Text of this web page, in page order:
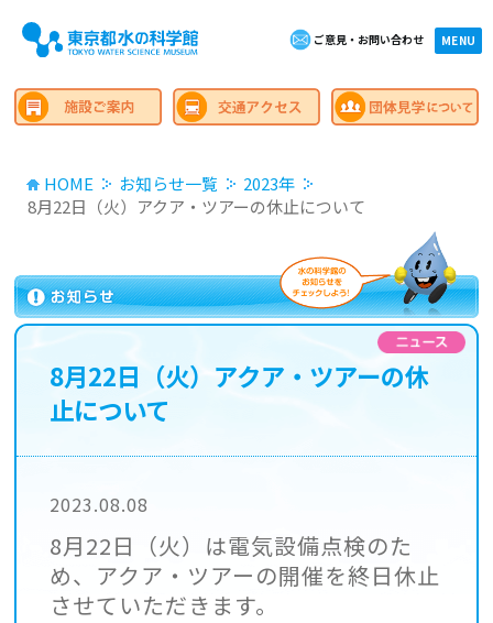
ご意見・お問い合わせ MENU
×close
HOME お知らせ一覧
2023年
8月22日（火）アクア・ツアーの休止について
8月22日（火）アクア・ツアーの休
止について
2023.08.08
8月22日（火）は電気設備点検のた
め、アクア・ツアーの開催を終日休止
させていただきます。